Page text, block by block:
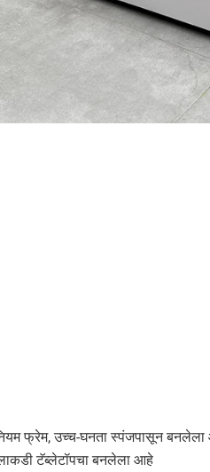
फ्रेम, उच्च-घनता स्पंजपासून बनलेला
टॅब्लेटॉपचा बनलेला आहे